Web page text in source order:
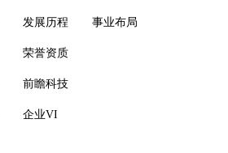
发展历程 事业布局
荣誉资质
前瞻科技
企业VI